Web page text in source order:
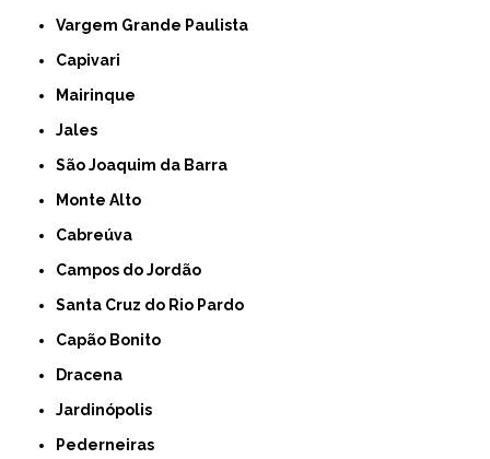
Vargem Grande Paulista
Capivari
Mairinque
Jales
São Joaquim da Barra
Monte Alto
Cabreúva
Campos do Jordão
Santa Cruz do Rio Pardo
Capão Bonito
Dracena
Jardinópolis
Pederneiras